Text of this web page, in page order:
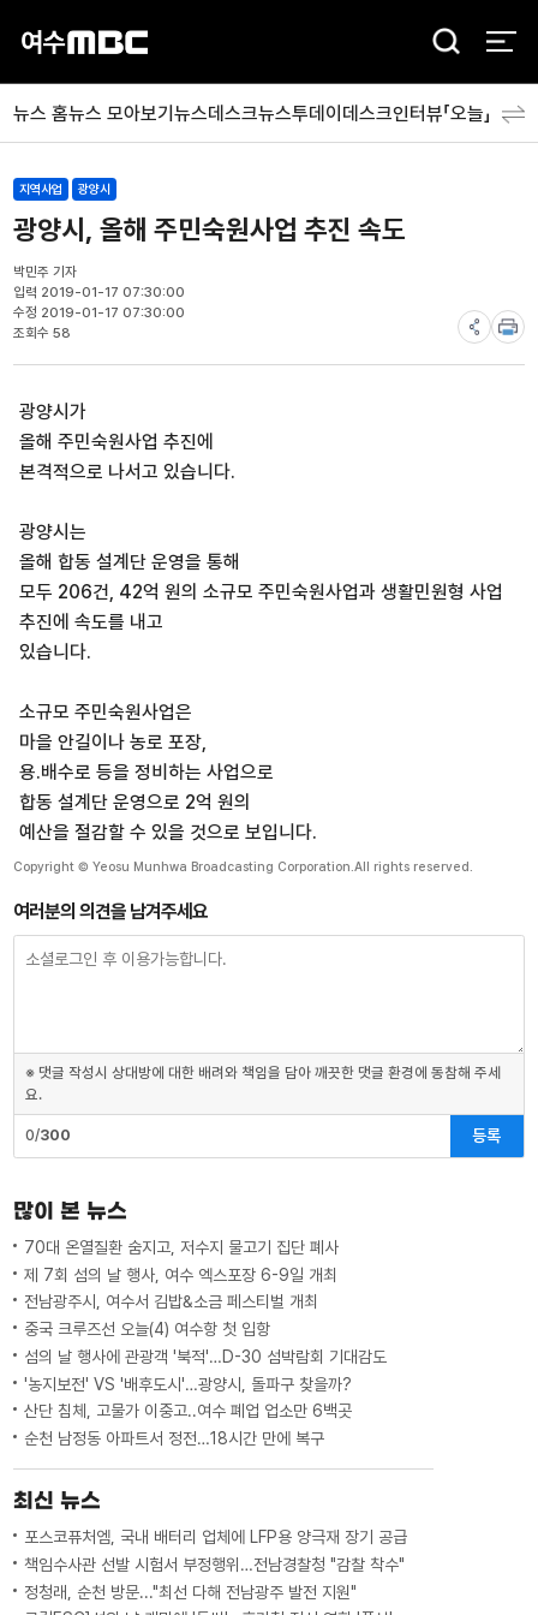
검
뉴스 홈뉴스 모아보기뉴스데스크뉴스투데이데스크인터뷰「오늘」 분야
지역사업 광양시
광양시, 올해 주민숙원사업 추진 속도
박민주 기자
입력 2019-01-17 07:30:00
수정 2019-01-17 07:30:00
조회수 58
광양시가
올해 주민숙원사업 추진에
본격적으로 나서고 있습니다.
광양시는
올해 합동 설계단 운영을 통해
모두 206건, 42억 원의 소규모 주민숙원사업과 생활민원형 사업
추진에 속도를 내고
있습니다.
소규모 주민숙원사업은
마을 안길이나 농로 포장,
용.배수로 등을 정비하는 사업으로
합동 설계단 운영으로 2억 원의
예산을 절감할 수 있을 것으로 보입니다.
Copyright © Yeosu Munhwa Broadcasting Corporation.All rights reserved.
여러분의 의견을 남겨주세요
※ 댓글 작성시 상대방에 대한 배려와 책임을 담아 깨끗한 댓글 환경에 동참해 주세
요.
0/300 등록
많이 본 뉴스
70대 온열질환 숨지고, 저수지 물고기 집단 폐사
제 7회 섬의 날 행사, 여수 엑스포장 6-9일 개최
전남광주시, 여수서 김밥&소금 페스티벌 개최
중국 크루즈선 오늘(4) 여수항 첫 입항
섬의 날 행사에 관광객 '북적'…D-30 섬박람회 기대감도
'농지보전' VS '배후도시'…광양시, 돌파구 찾을까?
산단 침체, 고물가 이중고..여수 폐업 업소만 6백곳
순천 남정동 아파트서 정전…18시간 만에 복구
최신 뉴스
포스코퓨처엠, 국내 배터리 업체에 LFP용 양극재 장기 공급
책임수사관 선발 시험서 부정행위…전남경찰청 "감찰 착수"
정청래, 순천 방문..."최선 다해 전남광주 발전 지원"